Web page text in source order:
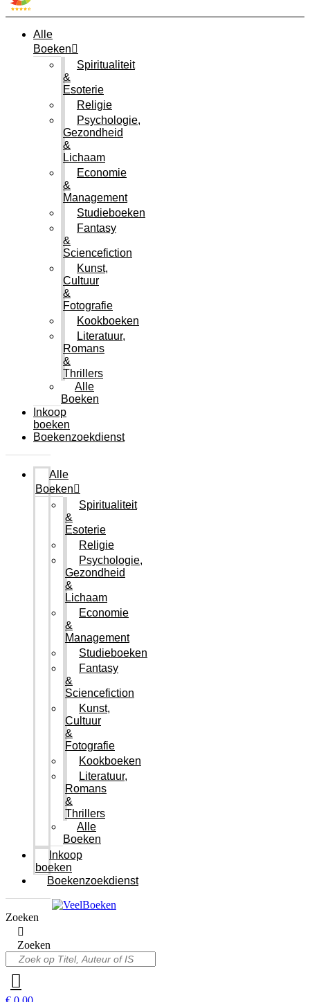
Alle
Boeken
Spiritualiteit
&
Esoterie
Religie
Psychologie,
Gezondheid
&
Lichaam
Economie
&
Management
Studieboeken
Fantasy
&
Sciencefiction
Kunst,
Cultuur
&
Fotografie
Kookboeken
Literatuur,
Romans
&
Thrillers
Alle
Boeken
Inkoop
boeken
Boekenzoekdienst
Alle
Boeken
Spiritualiteit
&
Esoterie
Religie
Psychologie,
Gezondheid
&
Lichaam
Economie
&
Management
Studieboeken
Fantasy
&
Sciencefiction
Kunst,
Cultuur
&
Fotografie
Kookboeken
Literatuur,
Romans
&
Thrillers
Alle
Boeken
Inkoop
boeken
Boekenzoekdienst
Zoeken
Zoeken